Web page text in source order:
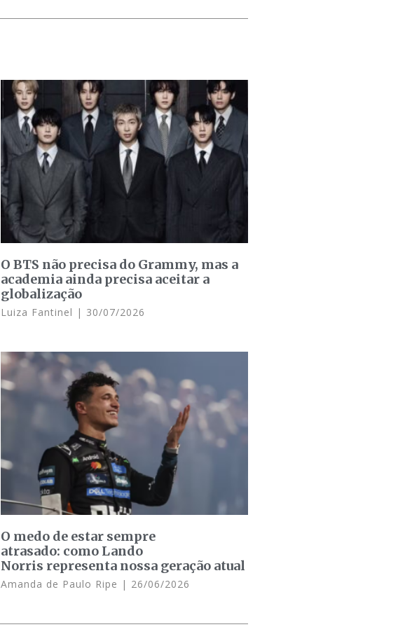
O BTS não precisa do Grammy, mas a
academia ainda precisa aceitar a
globalização
Luiza Fantinel 30/07/2026
O medo de estar sempre
atrasado: como Lando
Norris representa nossa geração atual
Amanda de Paulo Ripe 26/06/2026